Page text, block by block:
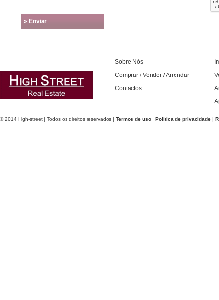
» Enviar
Sobre Nós
Comprar / Vender / Arrendar
Contactos
© 2014 High-street | Todos os direitos reservados | Termos de uso | Política de privacidade |